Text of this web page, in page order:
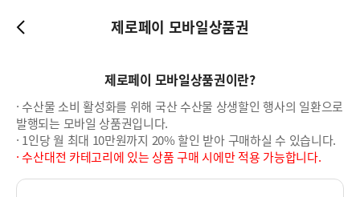
제로페이 모바일상품권
제로페이 모바일상품권이란?
· 수산물 소비 활성화를 위해 국산 수산물 상생할인 행사의 일환으로
발행되는 모바일 상품권입니다.
· 1인당 월 최대 10만원까지 20% 할인 받아 구매하실 수 있습니다.
· 수산대전 카테고리에 있는 상품 구매 시에만 적용 가능합니다.